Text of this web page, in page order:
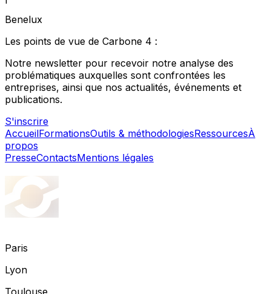
Benelux
Les points de vue de Carbone 4 :
Notre newsletter pour recevoir notre analyse des
problématiques auxquelles sont confrontées les
entreprises, ainsi que nos actualités, événements et
publications.
S'inscrire
AccueilFormationsOutils & méthodologiesRessourcesÀ
propos
PresseContactsMentions légales
Paris
Lyon
Toulouse